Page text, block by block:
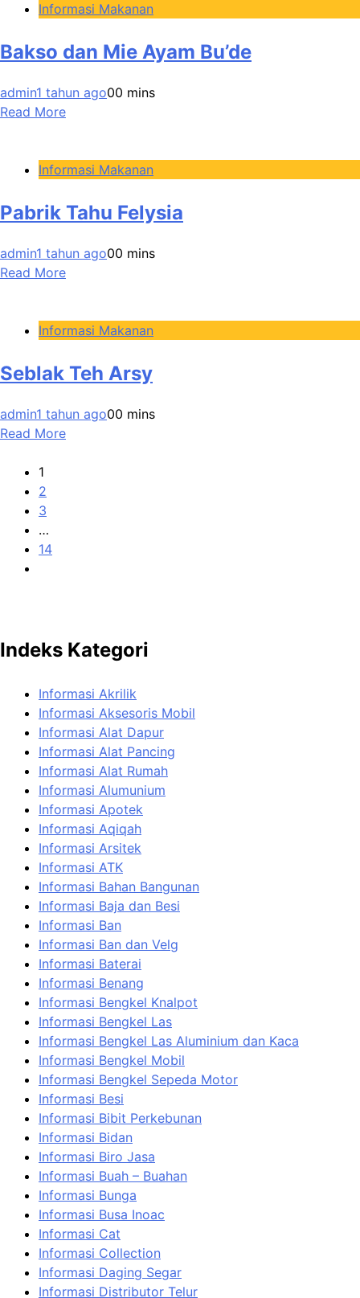
Informasi Makanan
Bakso dan Mie Ayam Bu’de
admin1 tahun ago00 mins
Read More
Informasi Makanan
Pabrik Tahu Felysia
admin1 tahun ago00 mins
Read More
Informasi Makanan
Seblak Teh Arsy
admin1 tahun ago00 mins
Read More
1
2
3
…
14
Indeks Kategori
Informasi Akrilik
Informasi Aksesoris Mobil
Informasi Alat Dapur
Informasi Alat Pancing
Informasi Alat Rumah
Informasi Alumunium
Informasi Apotek
Informasi Aqiqah
Informasi Arsitek
Informasi ATK
Informasi Bahan Bangunan
Informasi Baja dan Besi
Informasi Ban
Informasi Ban dan Velg
Informasi Baterai
Informasi Benang
Informasi Bengkel Knalpot
Informasi Bengkel Las
Informasi Bengkel Las Aluminium dan Kaca
Informasi Bengkel Mobil
Informasi Bengkel Sepeda Motor
Informasi Besi
Informasi Bibit Perkebunan
Informasi Bidan
Informasi Biro Jasa
Informasi Buah – Buahan
Informasi Bunga
Informasi Busa Inoac
Informasi Cat
Informasi Collection
Informasi Daging Segar
Informasi Distributor Telur